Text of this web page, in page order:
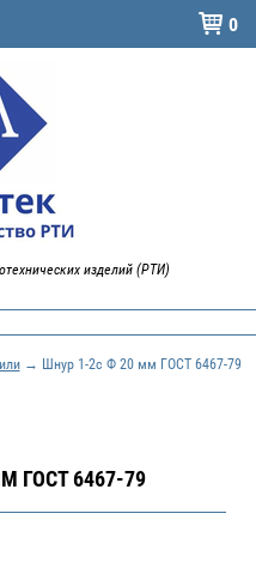
 0
изделий (РТИ)
→ Шнур 1-2с Ф 20 мм ГОСТ 6467-79
ГОСТ 6467-79